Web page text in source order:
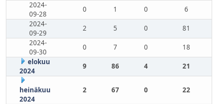
2024-
09-28
0 1 0
6
2024-
09-29
2 5 0
81
2024-
09-30
0 7 0
18
elokuu
2024
9 86 4 21
heinäkuu
2024
2 67 0 22